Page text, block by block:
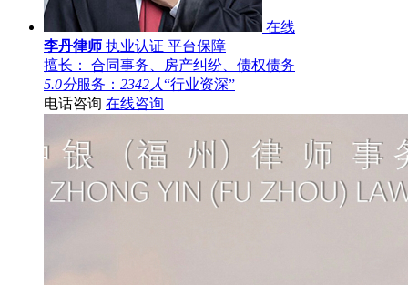
在线
李丹律师 执业认证 平台保障
擅长： 合同事务、房产纠纷、债权债务
5.0分服务： 2342人“行业资深”
电话咨询 在线咨询